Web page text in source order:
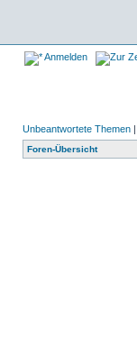
Anmelden
Unbeantwortete Themen |
Foren-Übersicht